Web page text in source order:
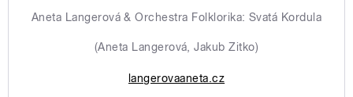
Aneta Langerová & Orchestra Folklorika: Svatá Kordula
(Aneta Langerová, Jakub Zitko)
langerovaaneta.cz